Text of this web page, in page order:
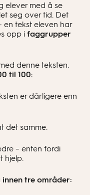
elever med å se
seg over tid. Det
en tekst eleven har
opp i faggrupper
denne teksten.
til 100:
er dårligere enn
det samme.
– enten fordi
hjelp.
tre områder: